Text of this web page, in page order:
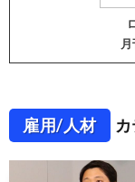
雇用/人材